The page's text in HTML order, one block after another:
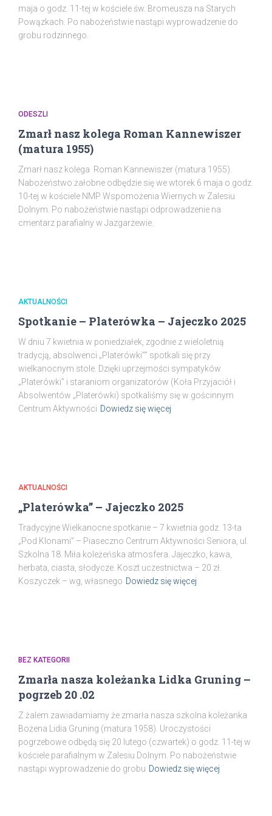
maja o godz. 11-tej w kościele św. Bromeusza na Starych
Powązkach. Po nabożeństwie nastąpi wyprowadzenie do
grobu rodzinnego.
ODESZLI
Zmarł nasz kolega Roman Kannewiszer
(matura 1955)
Zmarł nasz kolega Roman Kannewiszer (matura 1955).
Nabożeństwo żałobne odbędzie się we wtorek 6 maja o godz.
10-tej w kościele NMP Wspomożenia Wiernych w Zalesiu
Dolnym. Po nabożeństwie nastąpi odprowadzenie na
cmentarz parafialny w Jazgarzewie.
AKTUALNOŚCI
Spotkanie – Platerówka – Jajeczko 2025
W dniu 7 kwietnia w poniedziałek, zgodnie z wieloletnią
tradycją, absolwenci „Platerówki”” spotkali się przy
wielkanocnym stole. Dzięki uprzejmości sympatyków
„Platerówki” i staraniom organizatorów (Koła Przyjaciół i
Absolwentów „Platerówki) spotkaliśmy się w gościnnym
Centrum Aktywności Dowiedz się więcej
AKTUALNOŚCI
„Platerówka” – Jajeczko 2025
Tradycyjne Wielkanocne spotkanie – 7 kwietnia godz. 13-ta
„Pod Klonami” – Piaseczno Centrum Aktywności Seniora, ul.
Szkolna 18. Miła koleżeńska atmosfera. Jajeczko, kawa,
herbata, ciasta, słodycze. Koszt uczestnictwa – 20 zł.
Koszyczek – wg, własnego Dowiedz się więcej
BEZ KATEGORII
Zmarła nasza koleżanka Lidka Gruning –
pogrzeb 20 .02
Z żalem zawiadamiamy że zmarła nasza szkolna koleżanka
Bożena Lidia Gruning (matura 1958). Uroczystości
pogrzebowe odbędą się 20 lutego (czwartek) o godz. 11-tej w
kościele parafialnym w Zalesiu Dolnym. Po nabożeństwie
nastąpi wyprowadzenie do grobu Dowiedz się więcej